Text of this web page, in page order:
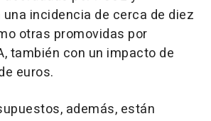
incidencia de cerca de diez
otras promovidas por
también con un impacto de
euros.
además, están